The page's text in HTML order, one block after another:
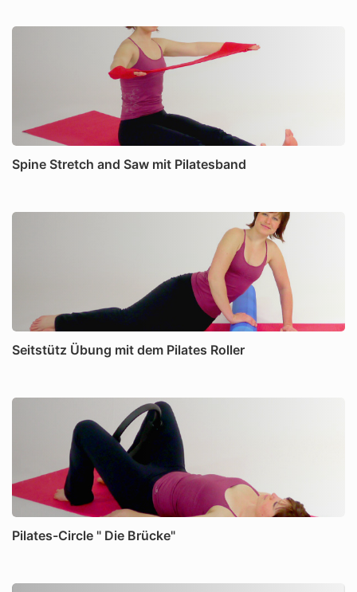
Spine Stretch and Saw mit Pilatesband
Seitstütz Übung mit dem Pilates Roller
Pilates-Circle " Die Brücke"